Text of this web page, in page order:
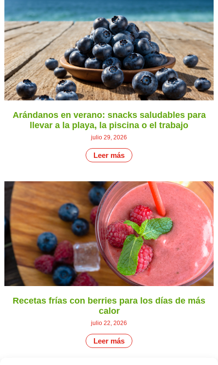
Arándanos en verano: snacks saludables para
llevar a la playa, la piscina o el trabajo
julio 29, 2026
Leer más
Recetas frías con berries para los días de más
calor
julio 22, 2026
Leer más